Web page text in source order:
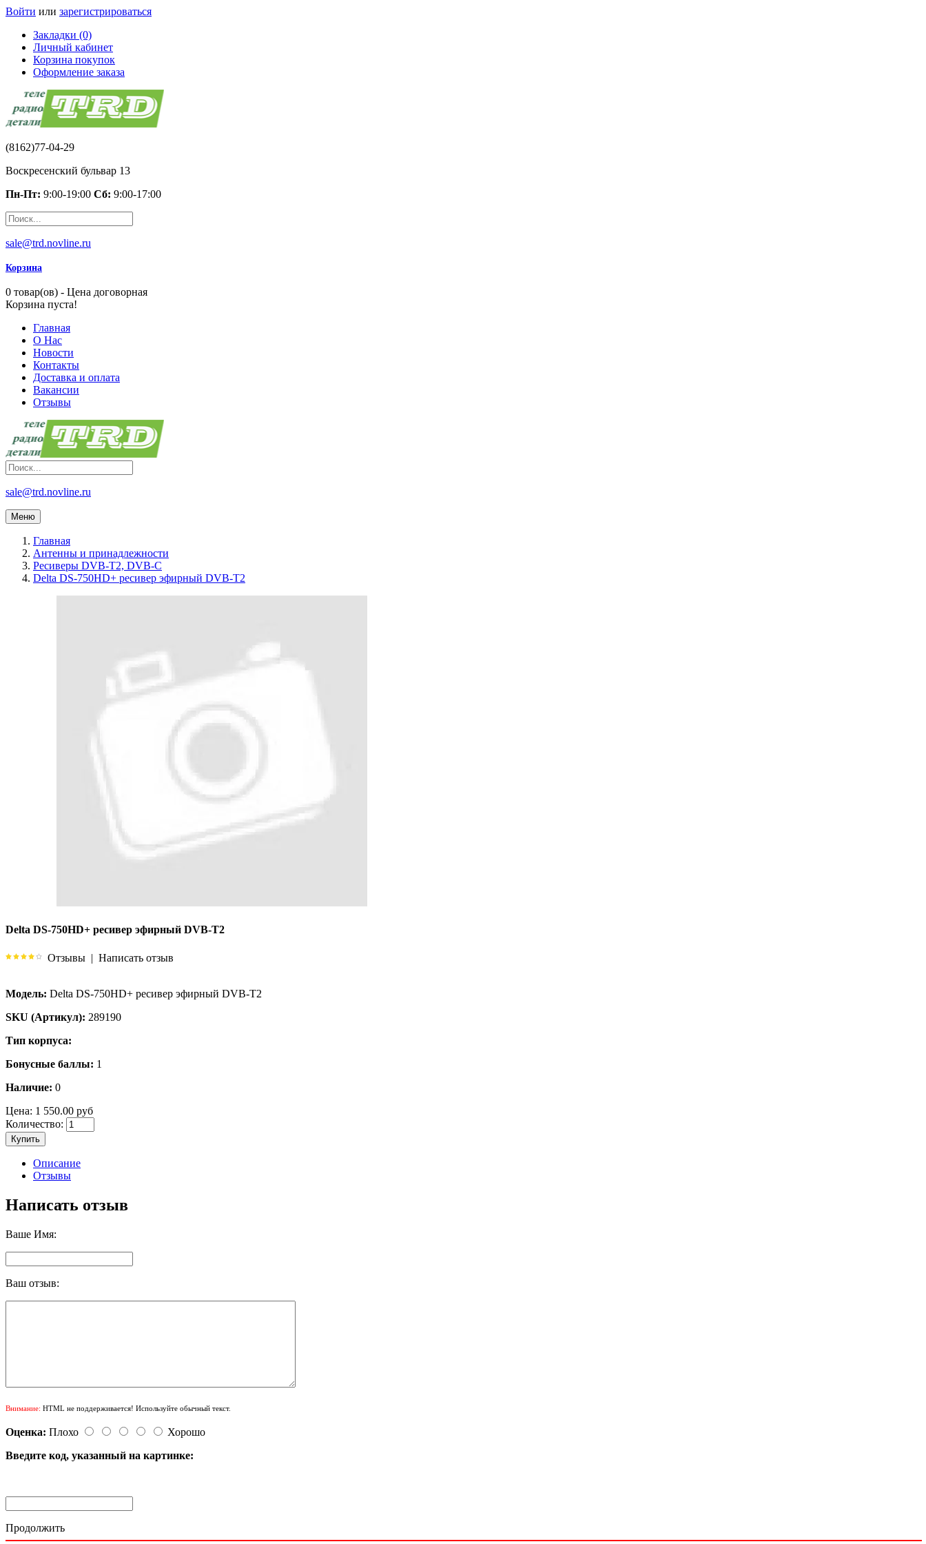
Войти или зарегистрироваться
Закладки (0)
Личный кабинет
Корзина покупок
Оформление заказа
(8162)77-04-29
Воскресенский бульвар 13
Пн-Пт: 9:00-19:00 Сб: 9:00-17:00
sale@trd.novline.ru
Корзина
0 товар(ов) - Цена договорная
Корзина пуста!
Главная
О Нас
Новости
Контакты
Доставка и оплата
Вакансии
Отзывы
sale@trd.novline.ru
Меню
Главная
Антенны и принадлежности
Ресиверы DVB-T2, DVB-C
Delta DS-750HD+ ресивер эфирный DVB-T2
Delta DS-750HD+ ресивер эфирный DVB-T2
Отзывы | Написать отзыв
Модель: Delta DS-750HD+ ресивер эфирный DVB-T2
SKU (Артикул): 289190
Тип корпуса:
Бонусные баллы: 1
Наличие: 0
Цена: 1 550.00 руб
Количество:
Купить
Описание
Отзывы
Написать отзыв
Ваше Имя:
Ваш отзыв:
Внимание: HTML не поддерживается! Используйте обычный текст.
Оценка: Плохо
Хорошо
Введите код, указанный на картинке:
Продолжить